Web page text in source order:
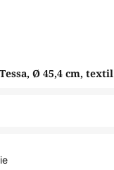
Ø 45,4 cm, textil